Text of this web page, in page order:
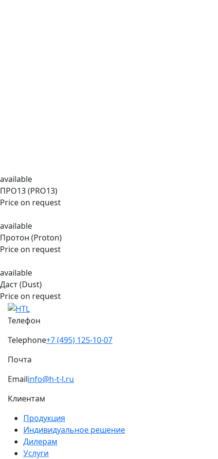
available
ПРО13 (PRO13)
Price on request
available
Протон (Proton)
Price on request
available
Даст (Dust)
Price on request
Телефон
Telephone+7 (495) 125-10-07
Почта
Emailinfo@h-t-l.ru
Клиентам
Продукция
Индивидуальное решение
Дилерам
Услуги